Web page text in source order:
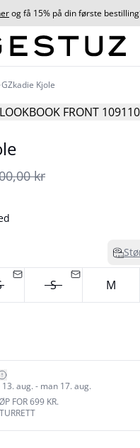
og få 15% på din første
GZkadie Kjole
kr
S M
aug. - man 17. aug.
FOR 699 KR.